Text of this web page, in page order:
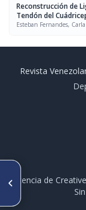
Reconstrucción de
Tendón del
Esteban Fernandes,
ARTÍCULO
30 años de
manejo de
Revista
licencia de